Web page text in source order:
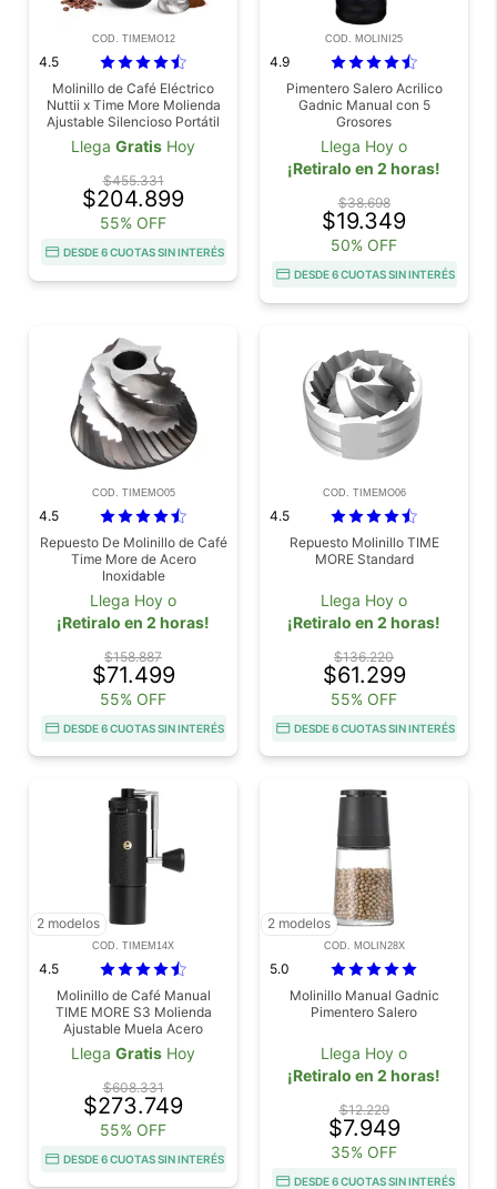
COD. TIMEMO12
4.5
Molinillo de Café Eléctrico
Nuttii x Time More Molienda
Ajustable Silencioso Portátil
Llega Gratis Hoy
$455.331
$204.899
55% OFF
DESDE 6 CUOTAS SIN INTERÉS
COD. MOLINI25
4.9
Pimentero Salero Acrilico
Gadnic Manual con 5
Grosores
Llega Hoy o
¡Retiralo en 2 horas!
$38.698
$19.349
50% OFF
DESDE 6 CUOTAS SIN INTERÉS
COD. TIMEMO05
4.5
Repuesto De Molinillo de Café
Time More de Acero
Inoxidable
Llega Hoy o
¡Retiralo en 2 horas!
$158.887
$71.499
55% OFF
DESDE 6 CUOTAS SIN INTERÉS
COD. TIMEMO06
4.5
Repuesto Molinillo TIME
MORE Standard
Llega Hoy o
¡Retiralo en 2 horas!
$136.220
$61.299
55% OFF
DESDE 6 CUOTAS SIN INTERÉS
2 modelos
COD. TIMEM14X
4.5
Molinillo de Café Manual
TIME MORE S3 Molienda
Ajustable Muela Acero
Llega Gratis Hoy
$608.331
$273.749
55% OFF
DESDE 6 CUOTAS SIN INTERÉS
2 modelos
COD. MOLIN28X
5.0
Molinillo Manual Gadnic
Pimentero Salero
Llega Hoy o
¡Retiralo en 2 horas!
$12.229
$7.949
35% OFF
DESDE 6 CUOTAS SIN INTERÉS